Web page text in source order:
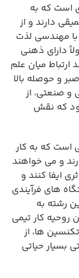
است که به
دارند و از
مهندسی لذت
دارای ذهنی
میان علم
و حوصله بالا
و صنعتی، از
که نقش
است که به کار
و می خواهند
ایفا کنند و
های فرآیندی
رشته به
کار تیمی
ها، از
بسیار حیاتی